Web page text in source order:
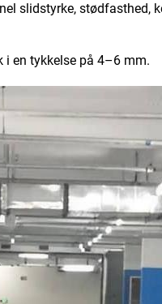
slidstyrke, stødfasthed,
i en tykkelse på 4–6 mm.